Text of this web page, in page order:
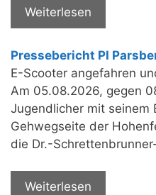
Weiterlesen
Pressebericht PI
E-Scooter angefahren
Am 05.08.2026, gegen
Jugendlicher mit seinem
Gehwegseite der
die Dr.-
Weiterlesen